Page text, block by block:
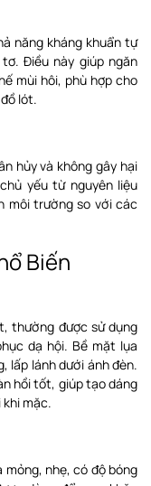
năng kháng khuẩn tự
Điều này giúp ngăn
mùi hôi, phù hợp cho
lót.
hủy và không gây hại
yếu từ nguyên liệu
môi trường so với các
Biến
thường được sử dụng
dạ hội. Bề mặt lụa
lấp lánh dưới ánh đèn.
hồi tốt, giúp tạo dáng
mặc.
mỏng, nhẹ, có độ bóng